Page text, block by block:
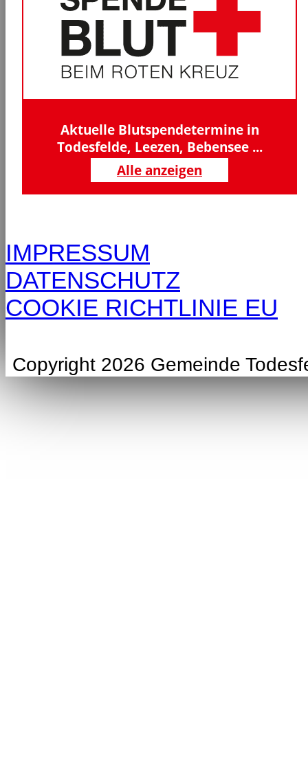
Aktuelle Blutspendetermine in
Todesfelde, Leezen, Bebensee ...
Alle anzeigen
IMPRESSUM
DATENSCHUTZ
COOKIE RICHTLINIE EU
Copyright 2026 Gemeinde